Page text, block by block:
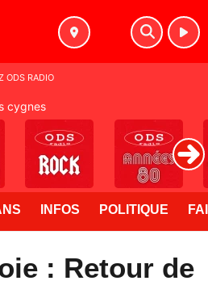
INFOS POLITIQUE
: Retour de
ODS RADIO
cygnes